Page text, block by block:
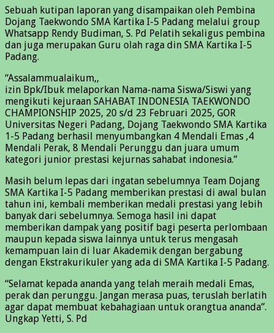
Sebuah kutipan laporan yang disampaikan oleh Pembina
Dojang Taekwondo SMA Kartika I-5 Padang melalui group
Whatsapp Rendy Budiman, S. Pd Pelatih sekaligus pembina
dan juga merupakan Guru olah raga din SMA Kartika I-5
Padang.
“Assalammualaikum,,
izin Bpk/Ibuk melaporkan Nama-nama Siswa/Siswi yang
mengikuti kejuraan SAHABAT INDONESIA TAEKWONDO
CHAMPIONSHIP 2025, 20 s/d 23 Februari 2025, GOR
Universitas Negeri Padang, Dojang Taekwondo SMA Kartika
1-5 Padang berhasil menyumbangkan 4 Mendali Emas ,4
Mendali Perak, 8 Mendali Perunggu dan juara umum
kategori junior prestasi kejurnas sahabat indonesia.”
Masih belum lepas dari ingatan sebelumnya Team Dojang
SMA Kartika I-5 Padang memberikan prestasi di awal bulan
tahun ini, kembali memberikan medali prestasi yang lebih
banyak dari sebelumnya. Semoga hasil ini dapat
memberikan dampak yang positif bagi peserta perlombaan
maupun kepada siswa lainnya untuk terus mengasah
kemampuan lain di luar Akademik dengan bergabung
dengan Ekstrakurikuler yang ada di SMA Kartika I-5 Padang.
“Selamat kepada ananda yang telah meraih medali Emas,
perak dan perunggu. Jangan merasa puas, teruslah berlatih
agar dapat membuat kebahagiaan untuk orangtua ananda”.
Ungkap Yetti, S. Pd